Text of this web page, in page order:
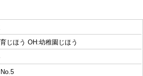
じほう OH:幼稚園じほう